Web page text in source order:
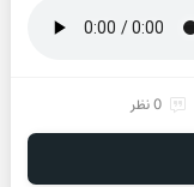
0 نظر